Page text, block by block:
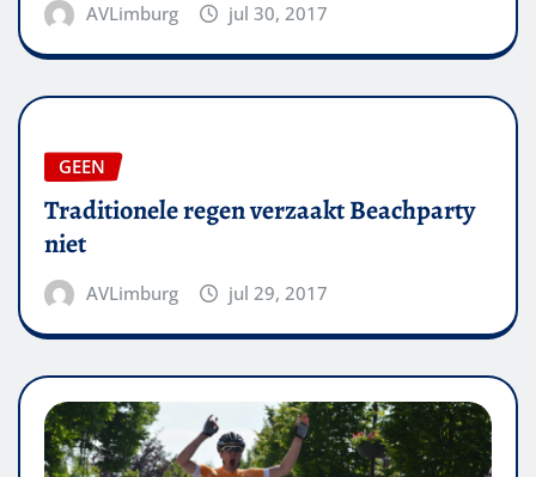
AVLimburg jul 30, 2017
GEEN
Traditionele regen verzaakt Beachparty
niet
AVLimburg jul 29, 2017